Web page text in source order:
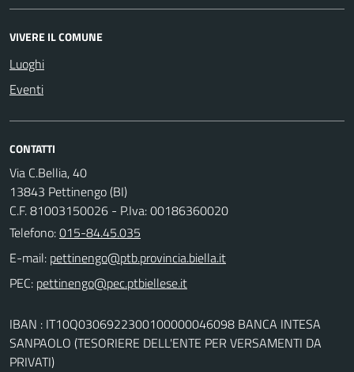
VIVERE IL COMUNE
Luoghi
Eventi
CONTATTI
Via C.Bellia, 40
13843 Pettinengo (BI)
C.F. 81003150026 - P.Iva: 00186360020
Telefono:015-84.45.035
E-mail:
PEC:
IBAN : IT10Q0306922300100000046098 BANCA INTESA
SANPAOLO (TESORIERE DELL'ENTE PER VERSAMENTI DA
PRIVATI)